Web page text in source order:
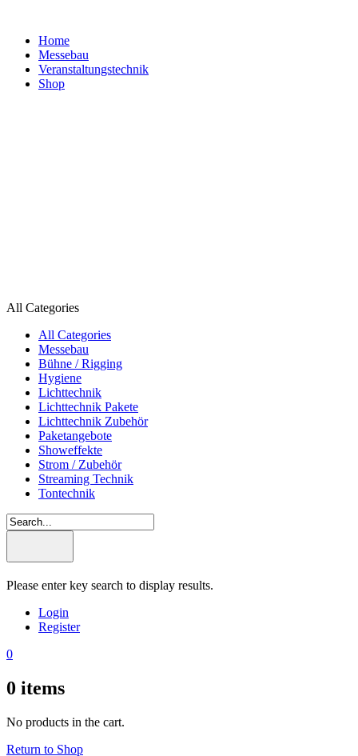
Home
Messebau
Veranstaltungs­technik
Shop
All Categories
All Categories
Messebau
Bühne / Rigging
Hygiene
Lichttechnik
Lichttechnik Pakete
Lichttechnik Zubehör
Paketangebote
Showeffekte
Strom / Zubehör
Streaming Technik
Tontechnik
Please enter key search to display results.
Login
Register
0
0 items
No products in the cart.
Return to Shop